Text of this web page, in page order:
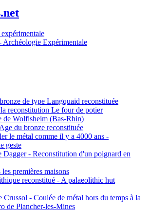
Archéologie Expérimentale
de type Langquaid reconstituée
reconstitution Le four de potier
de Wolfisheim (Bas-Rhin)
du bronze reconstituée
le métal comme il y a 4000 ans -
geste
- Reconstitution d'un poignard en
premières maisons
reconstitué - A palaeolithic hut
Crussol - Coulée de métal hors du temps à la
de Plancher-les-Mines